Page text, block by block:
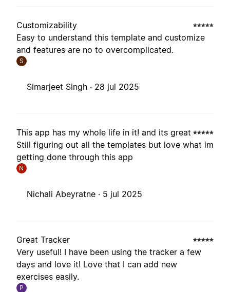
Customizability
Easy to understand this template and customize
and features are no to overcomplicated.
S
Simarjeet Singh · 28 jul 2025
This app has my whole life in it! and its great
Still figuring out all the templates but love what im
getting done through this app
N
Nichali Abeyratne · 5 jul 2025
Great Tracker
Very useful! I have been using the tracker a few
days and love it! Love that I can add new
exercises easily.
P